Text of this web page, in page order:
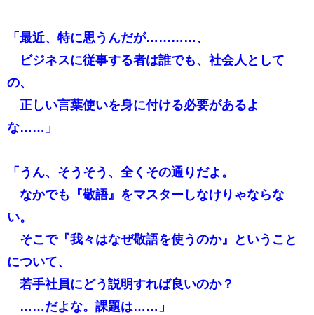
「最近、特に思うんだが…………、
ビジネスに従事する者は誰でも、社会人として
の、
正しい言葉使いを身に付ける必要があるよ
な……」
「うん、そうそう、全くその通りだよ。
なかでも『敬語』をマスターしなけりゃならな
い。
そこで『我々はなぜ敬語を使うのか』ということ
について、
若手社員にどう説明すれば良いのか？
……だよな。課題は……」